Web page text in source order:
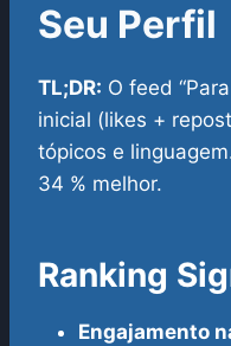
Seu Perfil
TL;DR: O feed
inicial (likes +
tópicos e
34 % melhor.
Ranking
Engajamento